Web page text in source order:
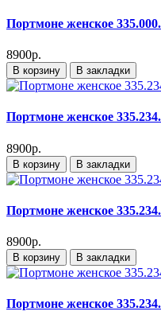
Портмоне женское
8900р.
В корзину В закладки
Портмоне женское
8900р.
В корзину В закладки
Портмоне женское
8900р.
В корзину В закладки
Портмоне женское